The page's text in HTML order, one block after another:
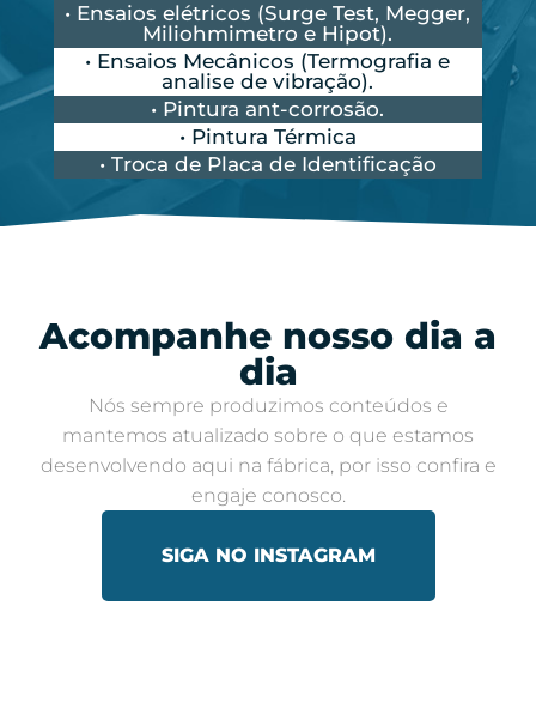
• Ensaios elétricos (Surge Test, Megger,
Miliohmimetro e Hipot).
• Ensaios Mecânicos (Termografia e
analise de vibração).
• Pintura ant-corrosão.
• Pintura Térmica
• Troca de Placa de Identificação
Acompanhe nosso dia a
dia​
Nós sempre produzimos conteúdos e
mantemos atualizado sobre o que estamos
desenvolvendo aqui na fábrica, por isso confira e
engaje conosco​.
SIGA NO INSTAGRAM